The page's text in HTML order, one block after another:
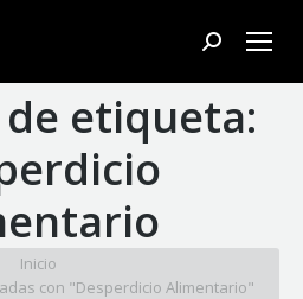
Buscar:
etiqueta:
Inicio
con "Desperdicio Alimentario"